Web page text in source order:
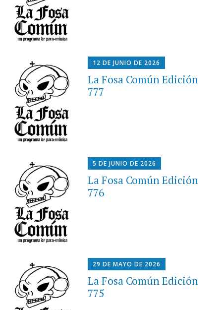
12 DE JUNIO DE 2026
La Fosa Común Edición
777
5 DE JUNIO DE 2026
La Fosa Común Edición
776
29 DE MAYO DE 2026
La Fosa Común Edición
775